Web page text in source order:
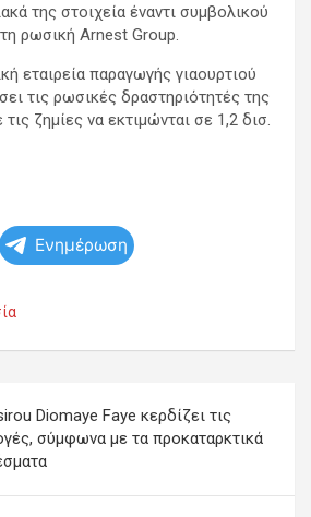
της στοιχεία έναντι συμβολικού
ρωσική Arnest Group.
εταιρεία παραγωγής γιαουρτιού
τις ρωσικές δραστηριότητές της
ζημίες να εκτιμώνται σε 1,2 δισ.
Ενημέρωση
Diomaye Faye κερδίζει τις
σύμφωνα με τα προκαταρκτικά